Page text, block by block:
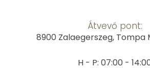
Átvevő pont:
8900 Zalaegerszeg, Tompa
H - P: 07:00 -